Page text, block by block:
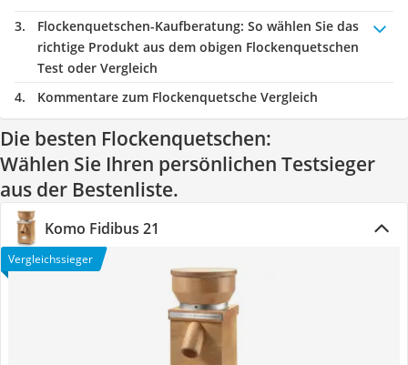
Flockenquetschen-Kaufberatung: So wählen Sie das
richtige Produkt aus dem obigen Flockenquetschen
Test oder Vergleich
Kommentare zum Flockenquetsche Vergleich
Die besten Flockenquetschen:
Wählen Sie Ihren persönlichen Testsieger
aus der Bestenliste.
Komo ‎Fidibus 21
Vergleichssieger